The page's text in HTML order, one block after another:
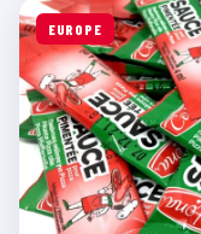
EUROPE